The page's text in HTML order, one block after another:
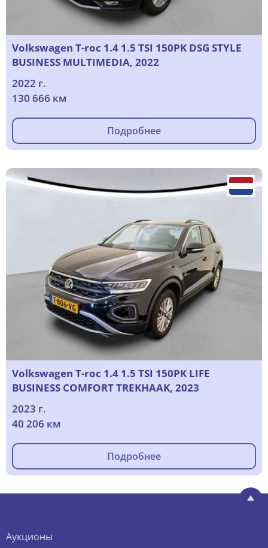
Volkswagen T-roc 1.4 1.5 TSI 150PK DSG STYLE
BUSINESS MULTIMEDIA, 2022
2022 г.
130 666 км
Подробнее
Volkswagen T-roc 1.4 1.5 TSI 150PK LIFE
BUSINESS COMFORT TREKHAAK, 2023
2023 г.
40 206 км
Подробнее
Аукционы